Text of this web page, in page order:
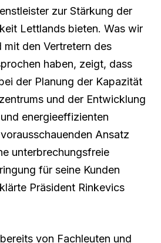
zur Stärkung der
Lettlands bieten. Was wir
mit den Vertretern des
haben, zeigt, dass
der Planung der Kapazität
und der Entwicklung
energieeffizienten
Ansatz
unterbrechungsfreie
für seine Kunden
Präsident Rinkevics
von Fachleuten und